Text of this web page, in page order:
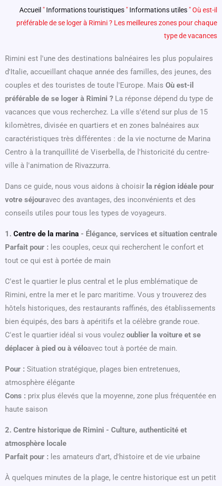
Accueil " Informations touristiques " Informations utiles "Où est-il
préférable de se loger à Rimini ? Les meilleures zones pour chaque
type de vacances
Rimini est l'une des destinations balnéaires les plus populaires
d'Italie, accueillant chaque année des familles, des jeunes, des
couples et des touristes de toute l'Europe. Mais Où est-il
préférable de se loger à Rimini ? La réponse dépend du type de
vacances que vous recherchez. La ville s'étend sur plus de 15
kilomètres, divisée en quartiers et en zones balnéaires aux
caractéristiques très différentes : de la vie nocturne de Marina
Centro à la tranquillité de Viserbella, de l'historicité du centre-
ville à l'animation de Rivazzurra.
Dans ce guide, nous vous aidons à choisir la région idéale pour
votre séjouravec des avantages, des inconvénients et des
conseils utiles pour tous les types de voyageurs.
1. Centre de la marina - Élégance, services et situation centrale
Parfait pour : les couples, ceux qui recherchent le confort et
tout ce qui est à portée de main
C'est le quartier le plus central et le plus emblématique de
Rimini, entre la mer et le parc maritime. Vous y trouverez des
hôtels historiques, des restaurants raffinés, des établissements
bien équipés, des bars à apéritifs et la célèbre grande roue.
C'est le quartier idéal si vous voulez oublier la voiture et se
déplacer à pied ou à véloavec tout à portée de main.
Pour : Situation stratégique, plages bien entretenues,
atmosphère élégante
Cons : prix plus élevés que la moyenne, zone plus fréquentée en
haute saison
2. Centre historique de Rimini - Culture, authenticité et
atmosphère locale
Parfait pour : les amateurs d'art, d'histoire et de vie urbaine
À quelques minutes de la plage, le centre historique est un petit